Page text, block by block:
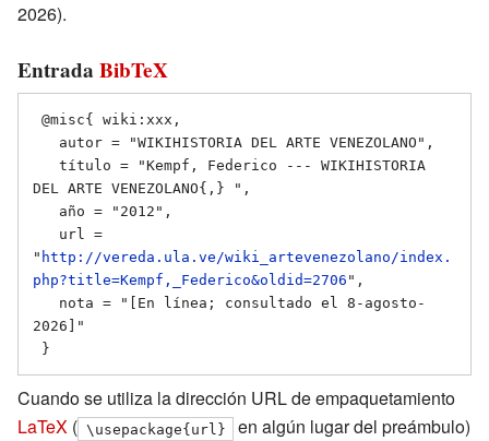
2026).
Entrada BibTeX
DEL ARTE VENEZOLANO{,} ",
" http://vereda.ula.ve/wiki_artevenezolano/index.
php?title=Kempf,_Federico&oldid=2706 ",
2026]"
Cuando se utiliza la dirección URL de empaquetamiento
LaTeX ( \usepackage{url}
en algún lugar del preámbulo)